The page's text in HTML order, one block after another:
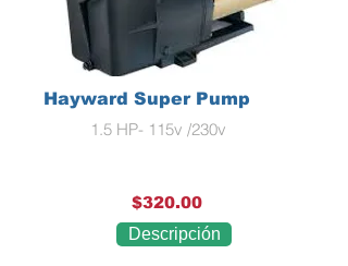
Hayward Super Pump
1.5 HP- 115v /230v
$320.00
Descripción